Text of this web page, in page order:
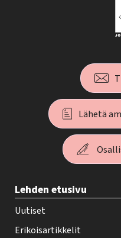
Lähetä
e
h
y
Lehden etusivu
Uutiset
Erikoisartikkelit